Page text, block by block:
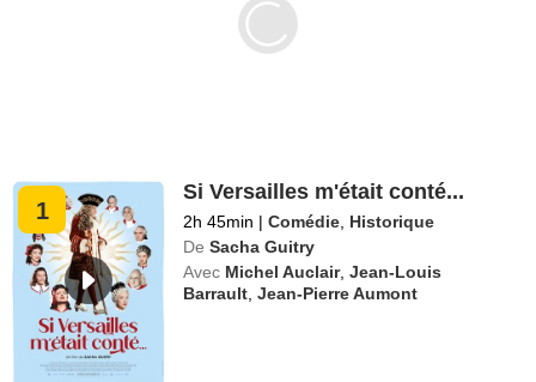
1
Si Versailles m'était conté...
2h 45min | Comédie Historique
De Sacha Guitry
Avec Michel Auclair,Jean-Louis
Barrault ,Jean-Pierre Aumont